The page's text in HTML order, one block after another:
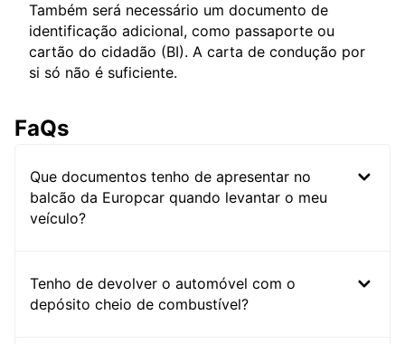
Também será necessário um documento de
identificação adicional, como passaporte ou
cartão do cidadão (BI). A carta de condução por
si só não é suficiente.
FaQs
Que documentos tenho de apresentar no
balcão da Europcar quando levantar o meu
veículo?
Tenho de devolver o automóvel com o
depósito cheio de combustível?